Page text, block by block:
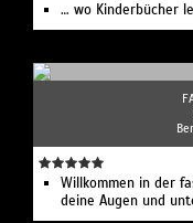
… wo Kinderbücher
Willkommen in der
deine Augen und